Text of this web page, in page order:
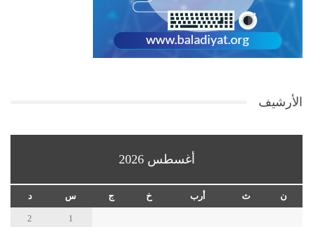
الأرشيف
أغسطس 2026
ن ث أرب خ ج س د
1
2